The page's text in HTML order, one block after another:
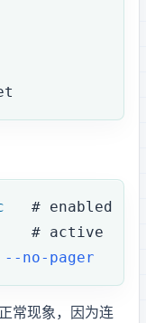
   # enabled
# active
--no-pager
常现象，因为 SSH 连